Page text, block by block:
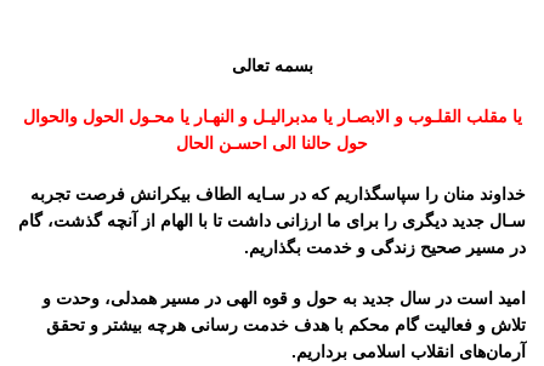
بسمه تعالی
یا مقلب القلـوب و الابصـار یا مدبرالیـل و النهـار یا محـول الحول والحوال
حول حالنا الی احسـن الحال
خداوند منان را سپاسگذاریم که در سـایه الطاف بیکرانش فرصت تجربه
سـال جدید دیگری را برای ما ارزانی داشت تا با الهام از آنچه گذشت، گام
در مسیر صحیح زندگی و خدمت بگذاریم.
امید است در سال جدید به حول و قوه الهی در مسیر همدلی، وحدت و
تلاش و فعالیت گام محکم با هدف خدمت رسانی هرچه بیشتر و تحقق
آرمان‌های انقلاب اسلامی برداریم.